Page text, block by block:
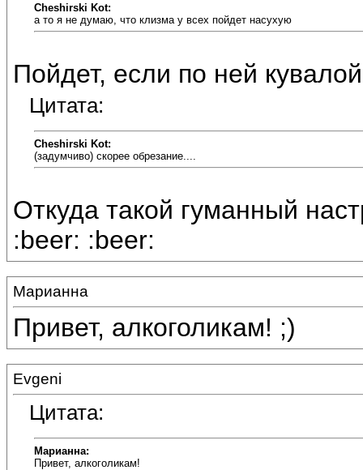
Cheshirski Kot:
а то я не думаю, что клизма у всех пойдет насухую
Пойдет, если по ней
Цитата:
Cheshirski Kot:
(задумчиво) скорее обрезание....
Откуда такой гуманный
:beer: :beer:
Марианна
Привет, алкоголикам! ;)
Evgeni
Цитата:
Марианна:
Привет, алкоголикам!